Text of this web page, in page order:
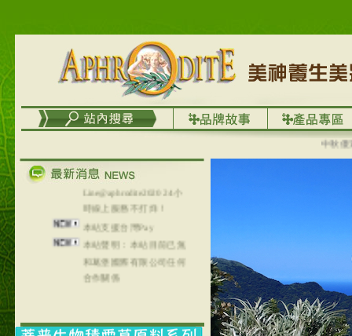
中秋優選，
在外租屋者、居住處無管
理員、不方便在工作地點
取件者，歡迎多多使用
【郵局i郵箱】的服務喔～
【i郵箱】設立的地點，請
成功加入
Line@aphrodite2020 24小
時線上服務不打烊！
本站支援台灣Pay
本站聲明：本站目前已無
和葛堡國際有限公司任何
合作關係
本站支援支付宝
NT$320(RMB￥71.00)